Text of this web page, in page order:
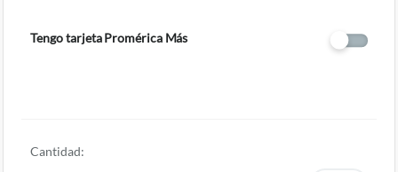
Tengo tarjeta Promérica Más
Cantidad: